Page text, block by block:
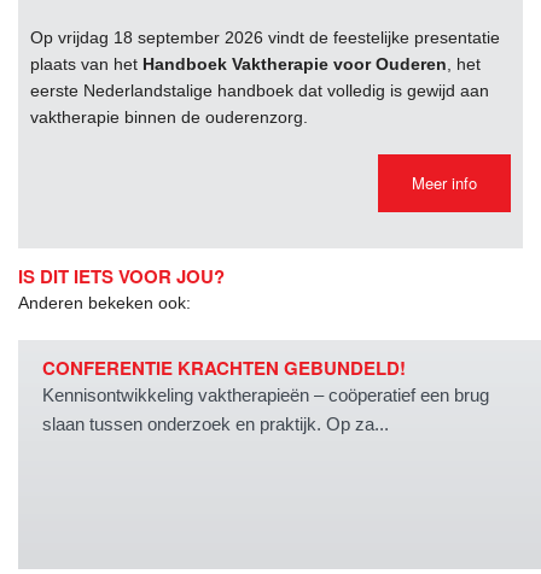
Op vrijdag 18 september 2026 vindt de feestelijke presentatie
plaats van het Handboek Vaktherapie voor Ouderen , het
eerste Nederlandstalige handboek dat volledig is gewijd aan
vaktherapie binnen de ouderenzorg.
Meer info
IS DIT IETS VOOR JOU?
Anderen bekeken ook:
CONFERENTIE KRACHTEN GEBUNDELD!
Kennisontwikkeling vaktherapieën – coöperatief een brug
slaan tussen onderzoek en praktijk. Op za...